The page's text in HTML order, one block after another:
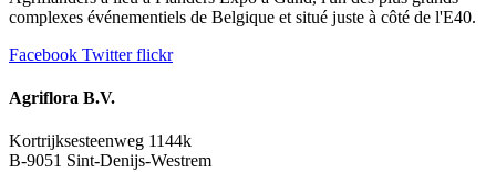
complexes événementiels de Belgique et situé juste à côté de l'E40.
Facebook Twitter flickr
Agriflora B.V.
Kortrijksesteenweg 1144k
B-9051 Sint-Denijs-Westrem